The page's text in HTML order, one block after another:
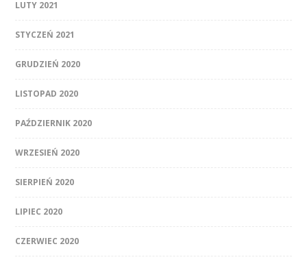
LUTY 2021
STYCZEŃ 2021
GRUDZIEŃ 2020
LISTOPAD 2020
PAŹDZIERNIK 2020
WRZESIEŃ 2020
SIERPIEŃ 2020
LIPIEC 2020
CZERWIEC 2020